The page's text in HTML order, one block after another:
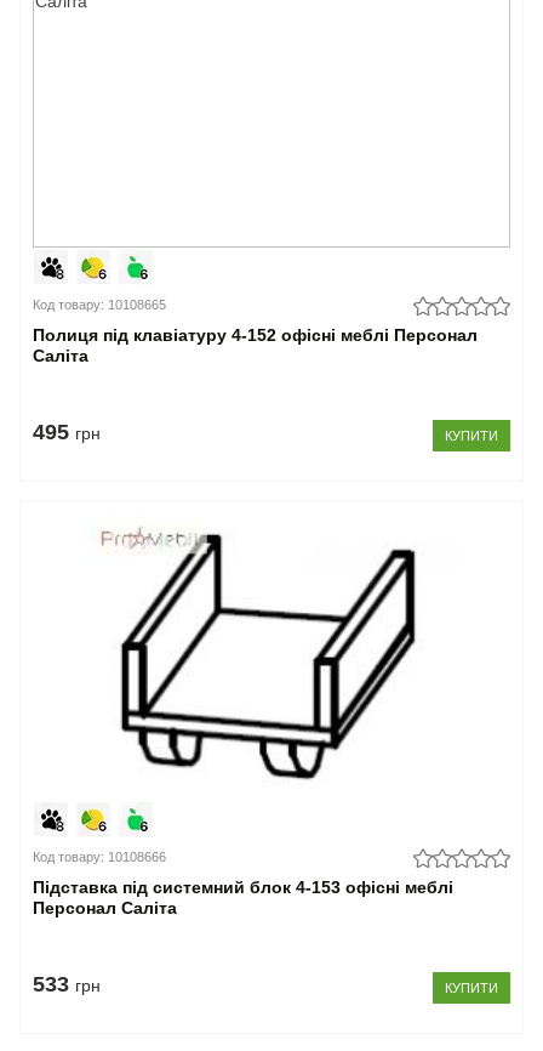
Код товару: 10108665
Полиця під клавіатуру 4-152 офісні меблі Персонал
Саліта
495 грн КУПИТИ
Код товару: 10108666
Підставка під системний блок 4-153 офісні меблі
Персонал Саліта
533 грн КУПИТИ